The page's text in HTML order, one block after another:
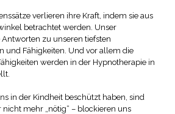
verlieren ihre Kraft, indem sie aus
betrachtet werden. Unser
zu unseren tiefsten
und Fähigkeiten. Und vor allem die
werden in der Hypnotherapie in
in der Kindheit beschützt haben, sind
mehr „nötig“ – blockieren uns